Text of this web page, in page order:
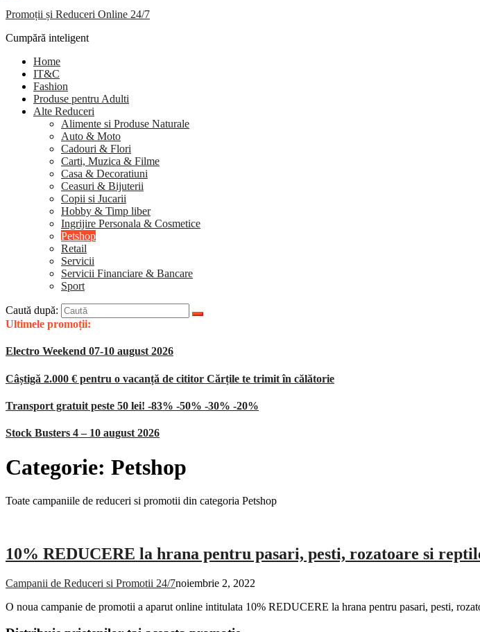
Promoții și Reduceri Online 24/7
Cumpără inteligent
Home
IT&C
Fashion
Produse pentru Adulti
Alte Reduceri
Alimente si Produse Naturale
Auto & Moto
Cadouri & Flori
Carti, Muzica & Filme
Casa & Decoratiuni
Ceasuri & Bijuterii
Copii si Jucarii
Hobby & Timp liber
Ingrijire Personala & Cosmetice
Petshop
Retail
Servicii
Servicii Financiare & Bancare
Sport
Caută după:
Ultimele promoții:
Electro Weekend 07-10 august 2026
Câștigă 2.000 € pentru o vacanță de cititor Cărțile te trimit în călătorie
Transport gratuit peste 50 lei! -83% -50% -30% -20%
Stock Busters 4 – 10 august 2026
Categorie: Petshop
Toate campaniile de reduceri si promotii din categoria Petshop
10% REDUCERE la hrana pentru pasari, pesti, rozatoare si
Campanii de Reduceri si Promotii 24/7noiembrie 2, 2022
O noua campanie de promotii a aparut online intitulata 10% REDUCERE la hrana pentru pasari, pesti,